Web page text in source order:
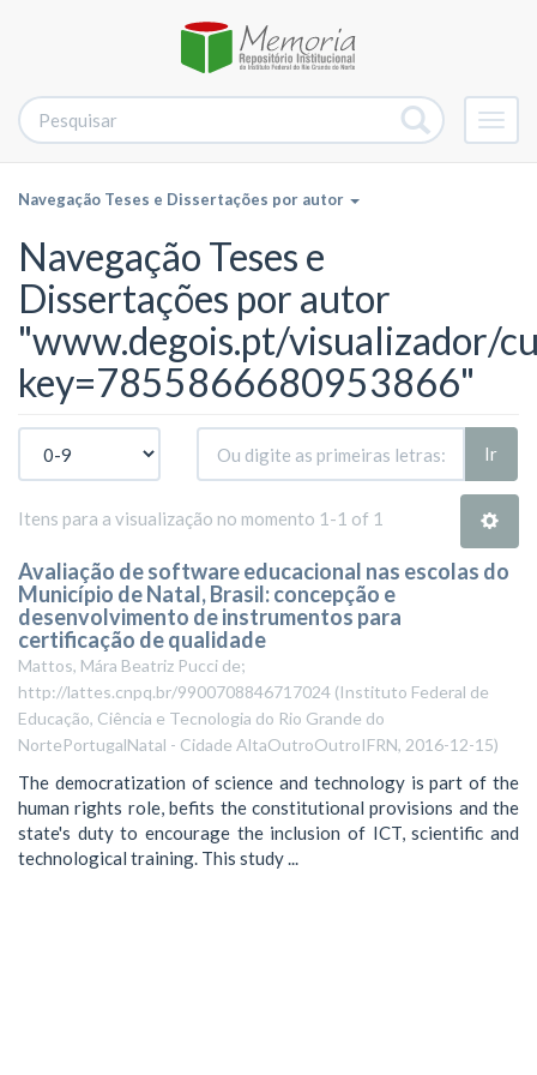
Navegação Teses e Dissertações por autor
Navegação Teses e
Dissertações por autor
"www.degois.pt/visualizador/
key=7855866680953866"
Ir
Itens para a visualização no momento 1-1 of 1
Avaliação de software educacional nas escolas do
Município de Natal, Brasil: concepção e
desenvolvimento de instrumentos para
certificação de qualidade
Mattos, Mára Beatriz Pucci de;
http://lattes.cnpq.br/9900708846717024 (Instituto Federal de
Educação, Ciência e Tecnologia do Rio Grande do
NortePortugalNatal - Cidade AltaOutroOutroIFRN, 2016-12-15)
The democratization of science and technology is part of the
human rights role, befits the constitutional provisions and the
state's duty to encourage the inclusion of ICT, scientific and
technological training. This study ...